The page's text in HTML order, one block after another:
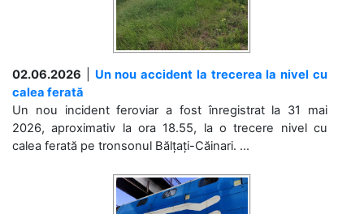
02.06.2026
Un nou accident la trecerea la nivel cu
calea ferată
Un nou incident feroviar a fost înregistrat la 31 mai
2026, aproximativ la ora 18.55, la o trecere nivel cu
calea ferată pe tronsonul Bălțați-Căinari. ...